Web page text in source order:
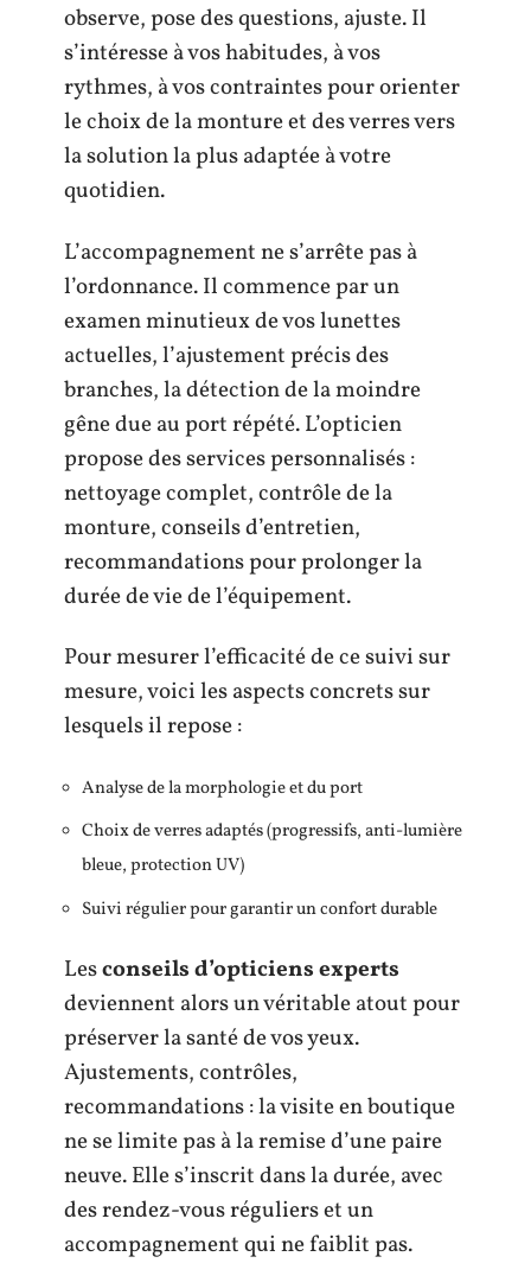
observe, pose des questions, ajuste. Il
s’intéresse à vos habitudes, à vos
rythmes, à vos contraintes pour orienter
le choix de la monture et des verres vers
la solution la plus adaptée à votre
quotidien.
L’accompagnement ne s’arrête pas à
l’ordonnance. Il commence par un
examen minutieux de vos lunettes
actuelles, l’ajustement précis des
branches, la détection de la moindre
gêne due au port répété. L’opticien
propose des services personnalisés :
nettoyage complet, contrôle de la
monture, conseils d’entretien,
recommandations pour prolonger la
durée de vie de l’équipement.
Pour mesurer l’efficacité de ce suivi sur
mesure, voici les aspects concrets sur
lesquels il repose :
Analyse de la morphologie et du port
Choix de verres adaptés (progressifs, anti-lumière
bleue, protection UV)
Suivi régulier pour garantir un confort durable
Lesconseils d’opticiens experts
deviennent alors un véritable atout pour
préserver la santé de vos yeux.
Ajustements, contrôles,
recommandations : la visite en boutique
ne se limite pas à la remise d’une paire
neuve. Elle s’inscrit dans la durée, avec
des rendez-vous réguliers et un
accompagnement qui ne faiblit pas.